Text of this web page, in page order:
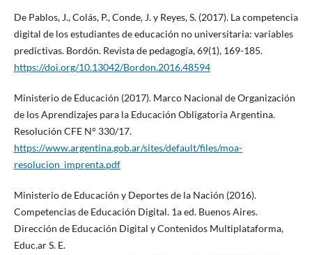
De Pablos, J., Colás, P., Conde, J. y Reyes, S. (2017). La competencia
digital de los estudiantes de educación no universitaria: variables
predictivas. Bordón. Revista de pedagogía, 69(1), 169-185.
https://doi.org/10.13042/Bordon.2016.48594
Ministerio de Educación (2017). Marco Nacional de Organización
de los Aprendizajes para la Educación Obligatoria Argentina.
Resolución CFE N° 330/17.
https://www.argentina.gob.ar/sites/default/files/moa-
resolucion_imprenta.pdf
Ministerio de Educación y Deportes de la Nación (2016).
Competencias de Educación Digital. 1a ed. Buenos Aires.
Dirección de Educación Digital y Contenidos Multiplataforma,
Educ.ar S. E.